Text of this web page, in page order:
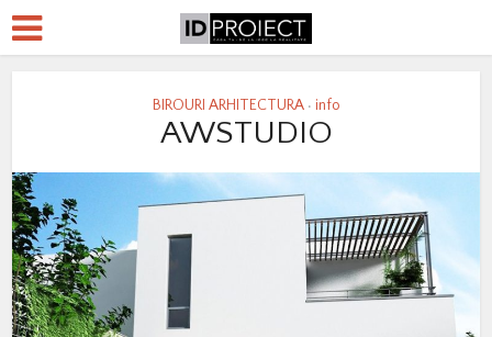
BIROURI ARHITECTURA • info
AWSTUDIO